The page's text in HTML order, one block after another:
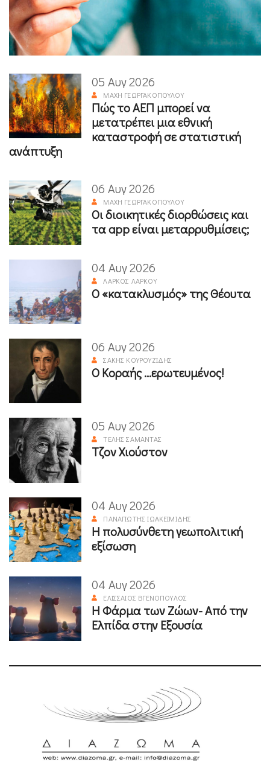
05 Αυγ 2026
ΜΆΧΗ ΓΕΩΡΓΑΚΟΠΟΎΛΟΥ
Πώς το ΑΕΠ μπορεί να
μετατρέπει μια εθνική
καταστροφή σε στατιστική
ανάπτυξη
06 Αυγ 2026
ΜΆΧΗ ΓΕΩΡΓΑΚΟΠΟΎΛΟΥ
Οι διοικητικές διορθώσεις και
τα app είναι μεταρρυθμίσεις;
04 Αυγ 2026
ΛΆΡΚΟΣ ΛΆΡΚΟΥ
Ο «κατακλυσμός» της Θέουτα
06 Αυγ 2026
ΣΆΚΗΣ ΚΟΥΡΟΥΖΊΔΗΣ
Ο Κοραής ...ερωτευμένος!
05 Αυγ 2026
ΤΈΛΗΣ ΣΑΜΑΝΤΆΣ
Τζον Χιούστον
04 Αυγ 2026
ΠΑΝΑΓΙΏΤΗΣ ΙΩΑΚΕΙΜΊΔΗΣ
Η πολυσύνθετη γεωπολιτική
εξίσωση
04 Αυγ 2026
ΕΛΙΣΣΑΊΟΣ ΒΓΕΝΌΠΟΥΛΟΣ
Η Φάρμα των Ζώων- Από την
Ελπίδα στην Εξουσία